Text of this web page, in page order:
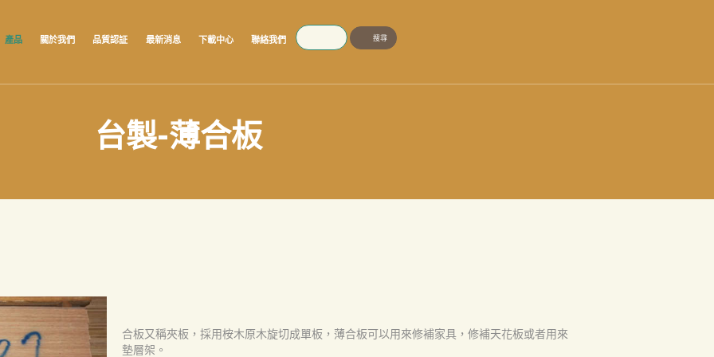
產品 關於我們 品質認証 最新消息 下載中心 聯絡我們
SEARCH
台製-薄合板
合板又稱夾板，採用桉木原木旋切成單板，薄合板可以用來修補家具，修補天花板或者用來
墊層架。